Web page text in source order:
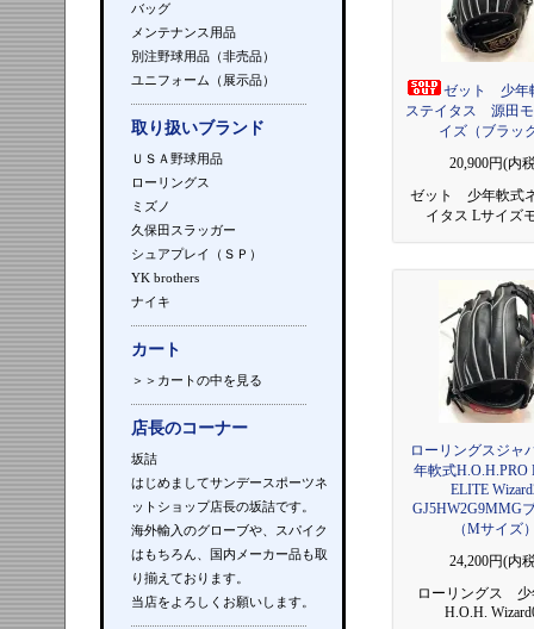
バッグ
メンテナンス用品
別注野球用品（非売品）
ユニフォーム（展示品）
取り扱いブランド
ＵＳＡ野球用品
ローリングス
ミズノ
久保田スラッガー
シュアプレイ（ＳＰ）
YK brothers
ナイキ
カート
＞＞カートの中を見る
店長のコーナー
坂詰
はじめましてサンデースポーツネ
ットショップ店長の坂詰です。
海外輸入のグローブや、スパイク
はもちろん、国内メーカー品も取
り揃えております。
当店をよろしくお願いします。
ゼット 少年
ステイタス 源田
イズ（ブラッ
20,900円(内
ゼット 少年軟式
イタス Lサイズ
ローリングスジ
年軟式H.O.H.PRO
ELITE
GJ5HW2G9MMG
（Mサイズ
24,200円(内
ローリングス 少
H.O.H.